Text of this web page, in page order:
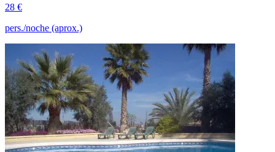
28 €
pers./noche (aprox.)